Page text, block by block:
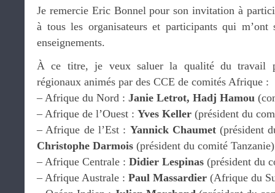
Je remercie Eric Bonnel pour son invitation à
à tous les organisateurs et participants qui m’ont
enseignements.
À ce titre, je veux saluer la qualité du travail
régionaux animés par des CCE de comités Afrique :
– Afrique du Nord : Janie Letrot, Hadj Hamou
– Afrique de l’Ouest : Yves Keller (président du
– Afrique de l’Est : Yannick Chaumet(président
Christophe Darmois (président du comité Tanzanie)
– Afrique Centrale : Didier Lespinas (président du
– Afrique Australe : Paul Massardier (Afrique du